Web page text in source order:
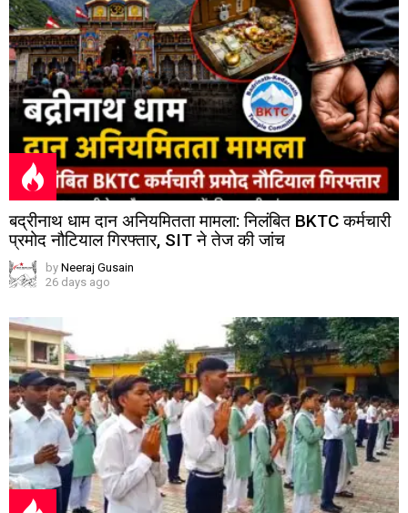
बद्रीनाथ धाम दान अनियमितता मामला: निलंबित BKTC कर्मचारी
प्रमोद नौटियाल गिरफ्तार, SIT ने तेज की जांच
by Neeraj Gusain
26 days ago